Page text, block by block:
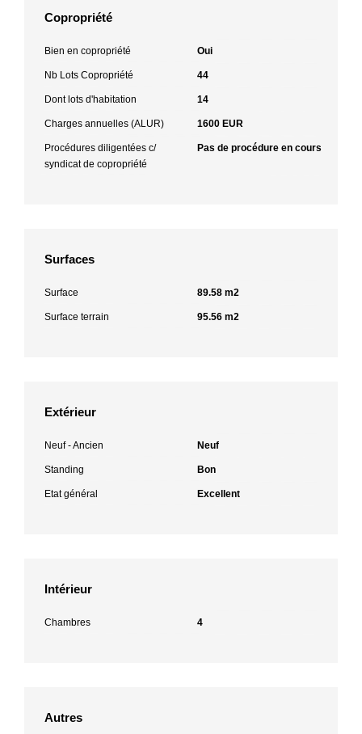
Copropriété
Bien en copropriété Oui
Nb Lots Copropriété 44
Dont lots d'habitation 14
Charges annuelles (ALUR) 1600 EUR
Procédures diligentées c/
syndicat de copropriété
Pas de procédure en cours
Surfaces
Surface 89.58 m2
Surface terrain 95.56 m2
Extérieur
Neuf - Ancien Neuf
Standing Bon
Etat général Excellent
Intérieur
Chambres 4
Autres